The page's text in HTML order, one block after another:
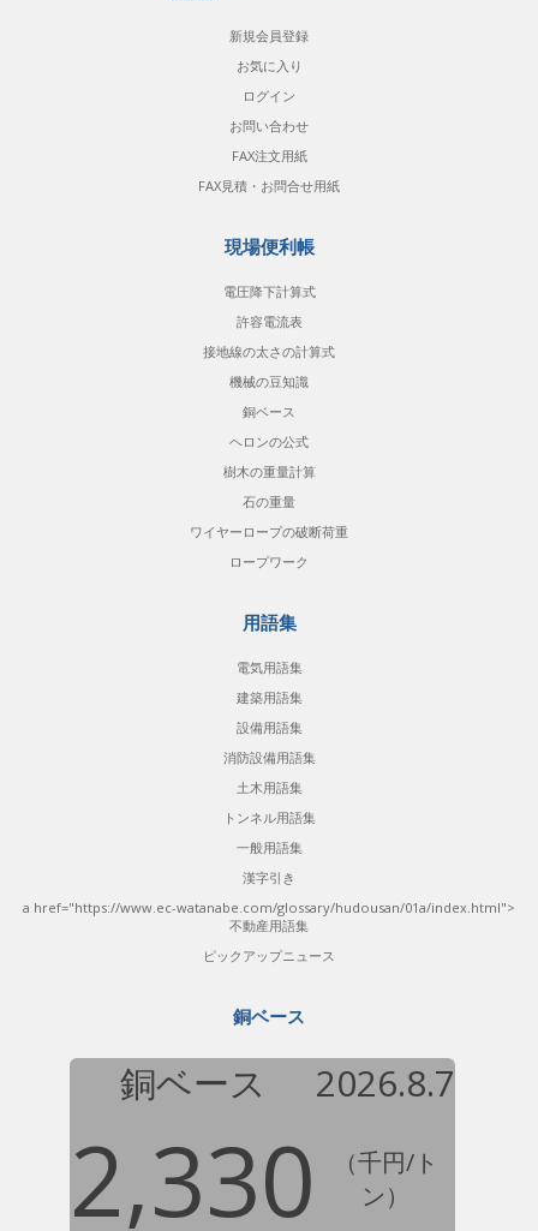
新規会員登録
お気に入り
ログイン
お問い合わせ
FAX注文用紙
FAX見積・お問合せ用紙
現場便利帳
電圧降下計算式
許容電流表
接地線の太さの計算式
機械の豆知識
銅ベース
ヘロンの公式
樹木の重量計算
石の重量
ワイヤーロープの破断荷重
ロープワーク
用語集
電気用語集
建築用語集
設備用語集
消防設備用語集
土木用語集
トンネル用語集
一般用語集
漢字引き
a href="https://www.ec-watanabe.com/glossary/hudousan/01a/index.html">
不動産用語集
ピックアップニュース
銅ベース
銅ベース 2026.8.7
2,330
（千円/ト
ン）